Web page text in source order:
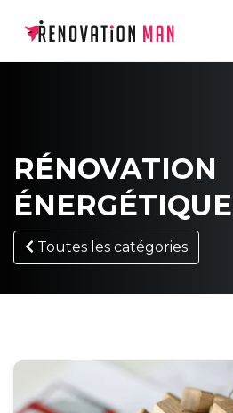
RÉNOVATION
ÉNERGÉTIQUE
Toutes les catégories